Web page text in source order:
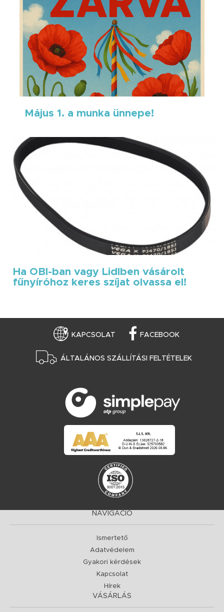
Május 1. a munka ünnepe!
Ha OBI-ban vagy Lidlben vásárolt
fűnyíróhoz keres szíjat olvassa el!
KAPCSOLAT FACEBOOK
ÁLTALÁNOS SZÁLLÍTÁSI FELTÉTELEK
NAVIGÁCIÓ
Ismertető
Adatvédelem
Gyakori kérdések
Kapcsolat
Hírek
VÁSÁRLÁS